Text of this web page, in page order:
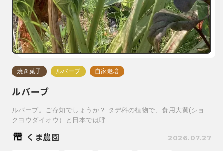
焼き菓子 ルバーブ 自家栽培
ルバーブ
ルバーブ。ご存知でしょうか？ タデ科の植物で、食用大黄(ショ
クヨウダイオウ）と日本では呼…
くま農園 2026.07.27